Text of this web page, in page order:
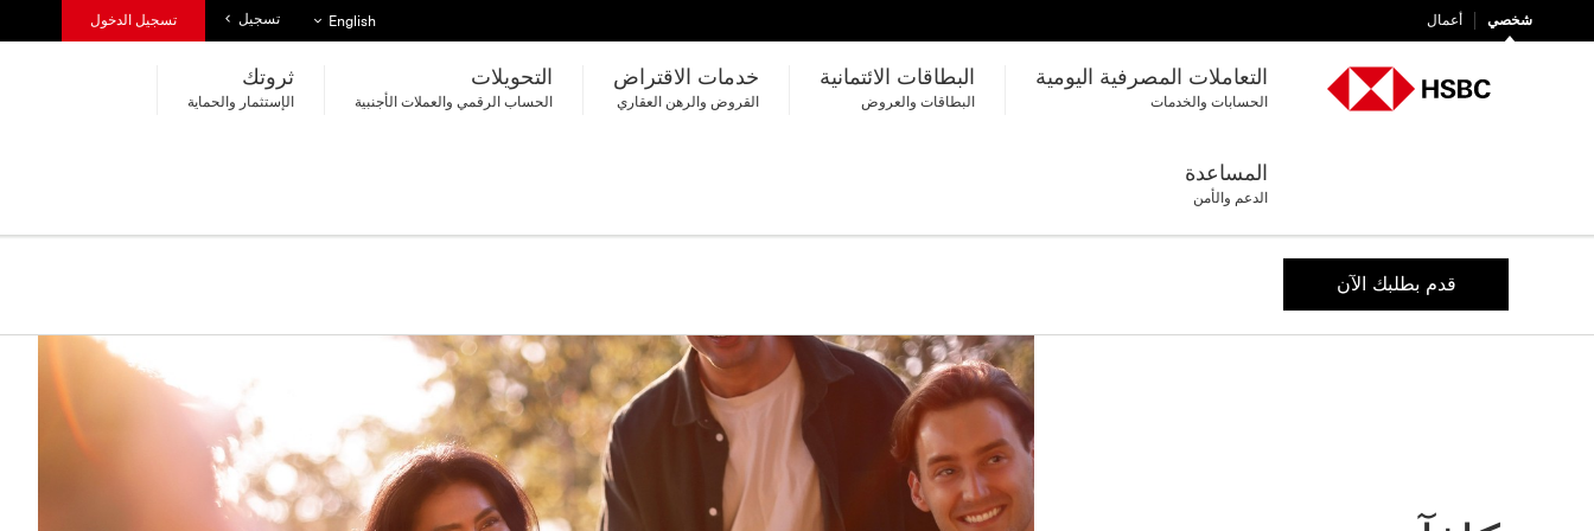
شخصي أعمال قائمة اللغات
English تسجيل تسجيل الدخول
التعاملات المصرفية اليومية
الحسابات والخدمات
البطاقات الائتمانية
البطاقات والعروض
خدمات الاقتراض
القروض والرهن العقاري
التحويلات
الحساب الرقمي والعملات الأجنبية
ثروتك
الإستثمار والحماية
المساعدة
الدعم والأمن
قدم بطلبك الآن